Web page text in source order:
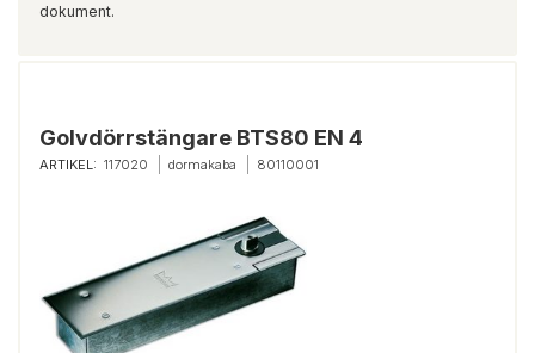
dokument.
Golvdörrstängare BTS80 EN 4
ARTIKEL: 117020 dormakaba 80110001